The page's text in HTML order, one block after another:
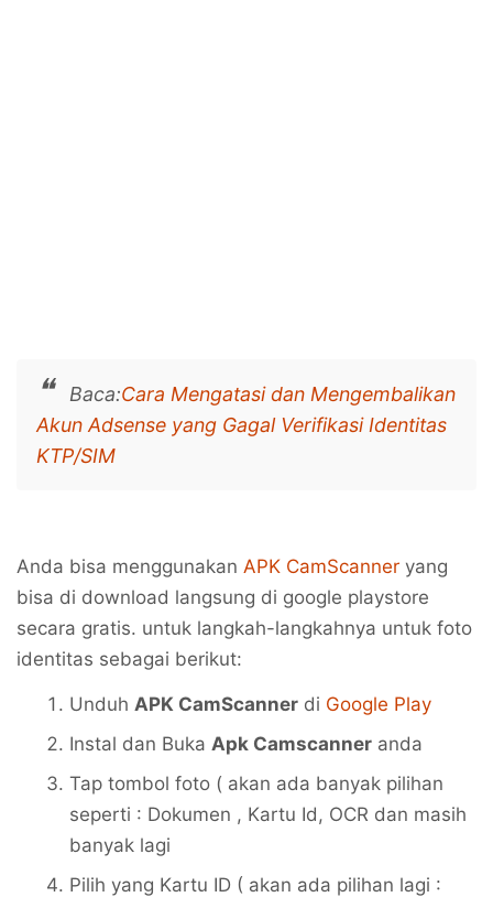
Baca:Cara Mengatasi dan Mengembalikan
Akun Adsense yang Gagal Verifikasi Identitas
KTP/SIM
Anda bisa menggunakan APK CamScanner yang
bisa di download langsung di google playstore
secara gratis. untuk langkah-langkahnya untuk foto
identitas sebagai berikut:
Unduh APK CamScanner di Google Play
Instal dan Buka Apk Camscanner anda
Tap tombol foto ( akan ada banyak pilihan
seperti : Dokumen , Kartu Id, OCR dan masih
banyak lagi
Pilih yang Kartu ID ( akan ada pilihan lagi :